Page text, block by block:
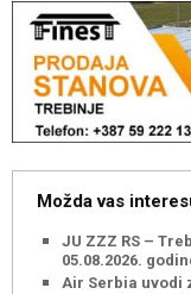
Možda vas
JU ZZZ RS –
05.08.2026.
Air Serbia uvodi